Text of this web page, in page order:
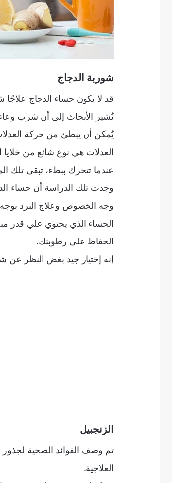
شوربة الدجاج
قد لا يكون حساء الدجاج علاجًا
تُشير الأبحاث إلى أن شرب
يُمكن أن يبطئ من حركة
العدلات هي نوع شائع من
عندما تتحرك ببطء، تبقى تلك
وجدت تلك الدراسة أن حساء
وجه الخصوص وعلاج البرد
الحساء الذي يحتوي علي قدر
الحفاظ على رطوبتك.
إنه إختيار جيد بغض النظر عن
الزنجبيل
تم وصف الفوائد الصحية لجذور
العلاجية.